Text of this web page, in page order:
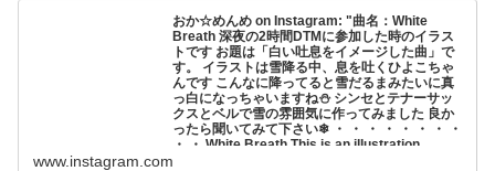
おか☆めんめ on Instagram: "曲名：White
Breath 深夜の2時間DTMに参加した時のイラス
トです お題は「白い吐息をイメージした曲」で
す。 イラストは雪降る中、息を吐くひよこちゃ
んです こんなに降ってると雪だるまみたいに真
っ白になっちゃいますね⛄ シンセとテナーサッ
クスとベルで雪の雰囲気に作ってみました 良か
ったら聞いてみて下さい❄ ・ ・ ・ ・ ・ ・ ・ ・
・ ・ White Breath This is an illustration
www.instagram.com